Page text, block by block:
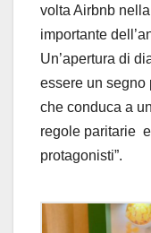
volta Airbnb
importante
Un’apertura di
essere un segno
che conduca a
regole paritarie
protagonisti”.